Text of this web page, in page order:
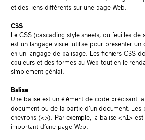
et des liens différents sur une page Web.
CSS
Le CSS (cascading style sheets, ou feuilles de
est un langage visuel utilisé pour présenter un
en un langage de balisage. Les fichiers CSS
couleurs et des formes au Web tout en le
simplement génial.
Balise
Une balise est un élément de code précisant
document ou de la partie d’un document. Les
chevrons (<>). Par exemple, la balise <h1> est
important d’une page Web.